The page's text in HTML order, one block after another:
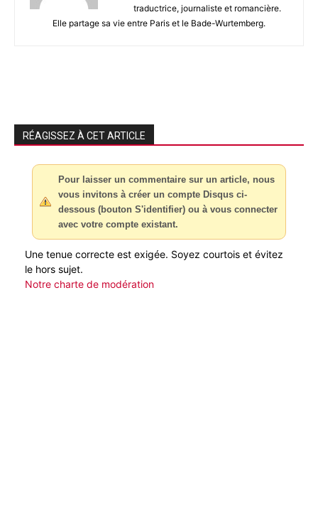
traductrice, journaliste et romancière.
Elle partage sa vie entre Paris et le Bade-Wurtemberg.
RÉAGISSEZ À CET ARTICLE
Pour laisser un commentaire sur un article, nous
vous invitons à créer un compte Disqus ci-
dessous (bouton S'identifier) ou à vous connecter
avec votre compte existant.
Une tenue correcte est exigée. Soyez courtois et évitez
le hors sujet.
Notre charte de modération